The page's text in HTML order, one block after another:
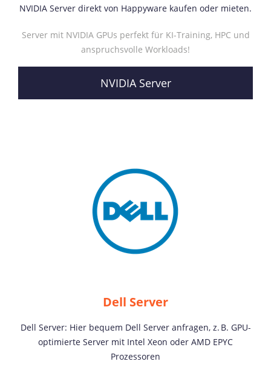
NVIDIA Server direkt von Happyware kaufen oder mieten.
Server mit NVIDIA GPUs perfekt für KI-Training, HPC und
anspruchsvolle Workloads!
NVIDIA Server
Dell Server
Dell Server: Hier bequem Dell Server anfragen, z. B. GPU-
optimierte Server mit Intel Xeon oder AMD EPYC
Prozessoren